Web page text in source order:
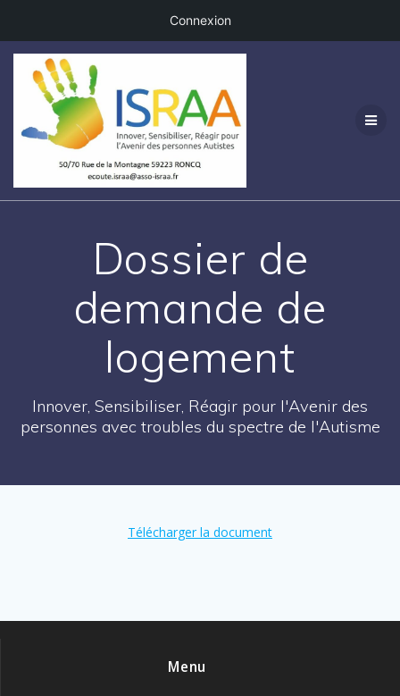
Connexion
Passer
contenu
Dossier de
demande de
logement
Innover, Sensibiliser, Réagir pour l'Avenir des
personnes avec troubles du spectre de l'Autisme
Télécharger la document
Menu